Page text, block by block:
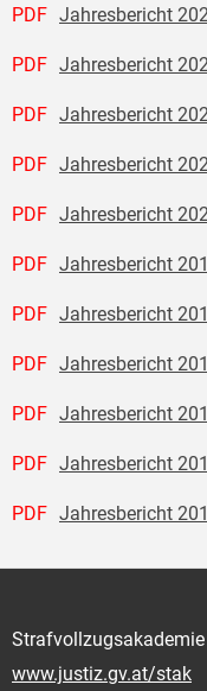
PDF Jahresbericht
PDF Jahresbericht
PDF Jahresbericht
PDF Jahresbericht
PDF Jahresbericht
PDF Jahresbericht
PDF Jahresbericht
PDF Jahresbericht
PDF Jahresbericht
PDF Jahresbericht
PDF Jahresbericht
Strafvollzugsakademie
www.justiz.gv.at/stak